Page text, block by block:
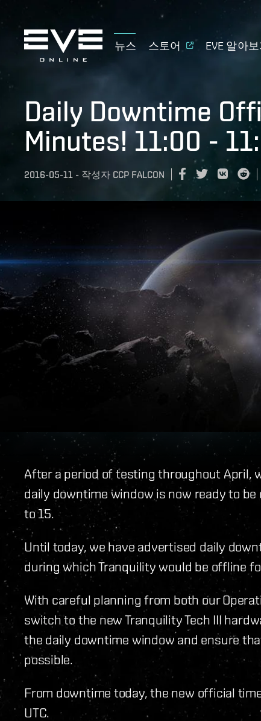
뉴스 스토어 EVE 알아
Daily Downtime
Minutes! 11:00 -
2016-05-11 - 작성자 CCP FALCON
After a period of testing throughout April,
daily downtime window is now ready to
to 15.
Until today, we have advertised daily
during which Tranquility would be offline
With careful planning from both our
switch to the new Tranquility Tech III
the daily downtime window and ensure
possible.
From downtime today, the new official
UTC.